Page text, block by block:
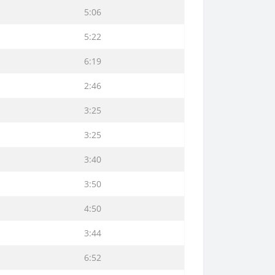
5:06
5:22
6:19
2:46
3:25
3:25
3:40
3:50
4:50
3:44
6:52